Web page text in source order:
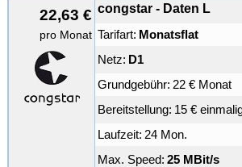
22,63 €
pro Monat
congstar - Daten L
Tarifart: Monatsflat
Netz: D1
Grundgebühr: 22 € Monat
Bereitstellung: 15 €
Laufzeit: 24 Mon.
Max. Speed: 25 MBit/s